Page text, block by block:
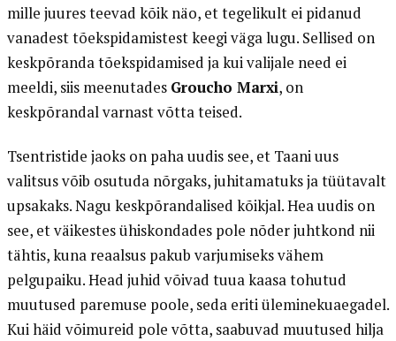
mille juures teevad kõik näo, et tegelikult ei pidanud
vanadest tõekspidamistest keegi väga lugu. Sellised on
keskpõranda tõekspidamised ja kui valijale need ei
meeldi, siis meenutades Groucho Marxi, on
keskpõrandal varnast võtta teised.
Tsentristide jaoks on paha uudis see, et Taani uus
valitsus võib osutuda nõrgaks, juhitamatuks ja tüütavalt
upsakaks. Nagu keskpõrandalised kõikjal. Hea uudis on
see, et väikestes ühiskondades pole nõder juhtkond nii
tähtis, kuna reaalsus pakub varjumiseks vähem
pelgupaiku. Head juhid võivad tuua kaasa tohutud
muutused paremuse poole, seda eriti üleminekuaegadel.
Kui häid võimureid pole võtta, saabuvad muutused hilja